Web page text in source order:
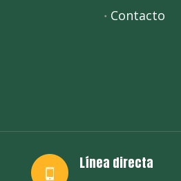
Contacto
Línea directa